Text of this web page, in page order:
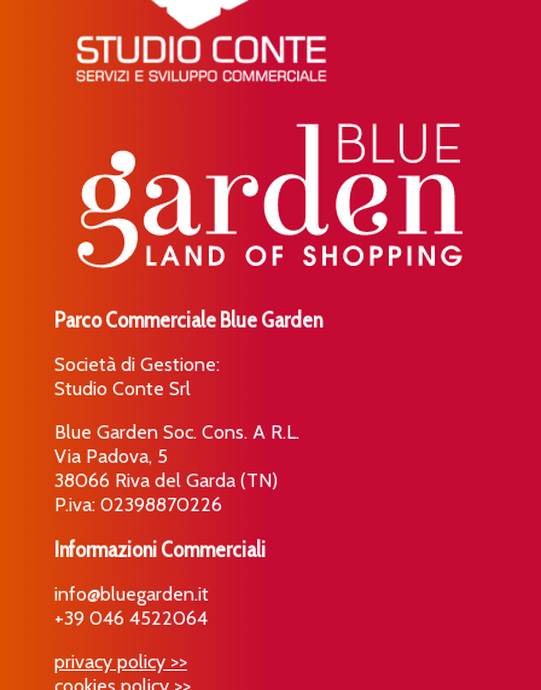
Parco Commerciale Blue Garden
Società di Gestione:
Studio Conte Srl
Blue Garden Soc. Cons. A R.L.
Via Padova, 5
38066 Riva del Garda (TN)
P.iva: 02398870226
Informazioni Commerciali
info@bluegarden.it
+39 046 4522064
privacy policy >>